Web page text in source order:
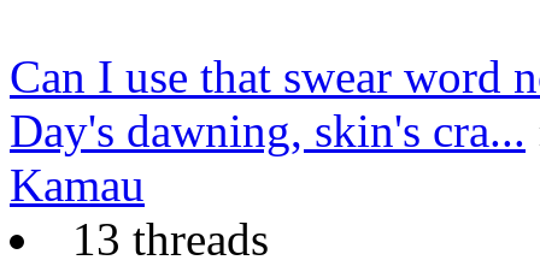
Can I use that swear word
Day's dawning, skin's cra...
Kamau
13 threads